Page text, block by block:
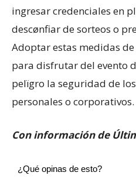
ingresar credenciales en
descønfiar de sorteos o
Adoptar estas medidas
para disfrutar del evento
pelïgro la seguridad de
personales o corporativos.
Con información de
¿Qué opinas de esto?